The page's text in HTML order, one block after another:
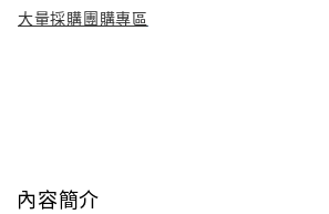
大量採購團購專區
內容簡介